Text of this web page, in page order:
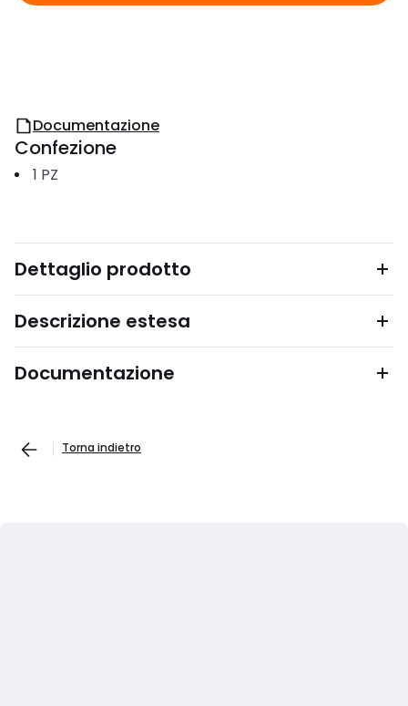
Documentazione
Confezione
1 PZ
Dettaglio prodotto
Descrizione estesa
Documentazione
Torna indietro